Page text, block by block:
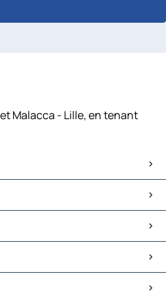
Malacca - Lille, en tenant